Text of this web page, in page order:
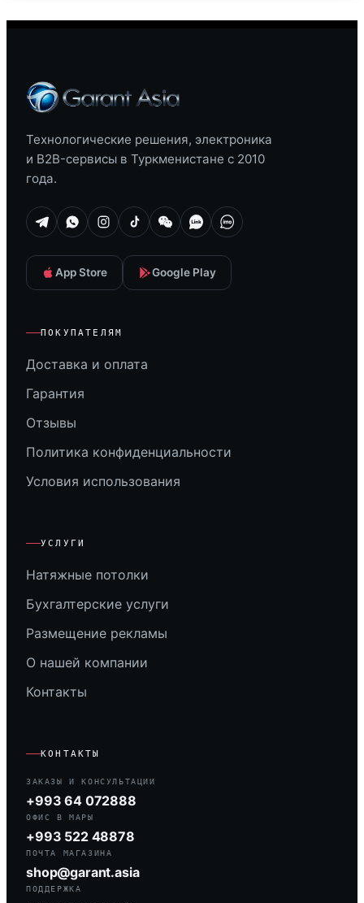
Технологические решения, электроника
и B2B-сервисы в Туркменистане с 2010
года.
App Store Google Play
ПОКУПАТЕЛЯМ
Доставка и оплата
Гарантия
Отзывы
Политика конфиденциальности
Условия использования
УСЛУГИ
Натяжные потолки
Бухгалтерские услуги
Размещение рекламы
О нашей компании
Контакты
КОНТАКТЫ
ЗАКАЗЫ И КОНСУЛЬТАЦИИ
+993 64 072888
ОФИС В МАРЫ
+993 522 48878
ПОЧТА МАГАЗИНА
shop@garant.asia
ПОДДЕРЖКА